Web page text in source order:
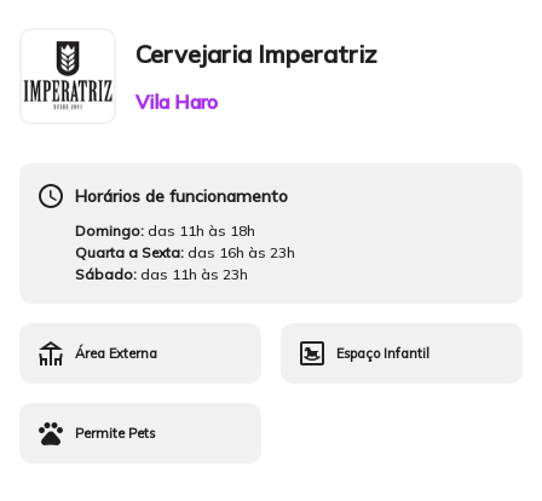
Cervejaria Imperatriz
Vila Haro
schedule Horários de funcionamento
Domingo: das 11h às 18h
Quarta a Sexta: das 16h às 23h
Sábado: das 11h às 23h
deck Área Externa bedroom_baby Espaço Infantil
pets Permite Pets